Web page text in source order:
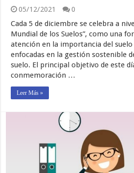
05/12/2021
0
Cada 5 de diciembre se celebra a
Mundial de los Suelos”, como una
atención en la importancia del
enfocadas en la gestión sostenible
suelo. El principal objetivo de este
conmemoración …
Leer Más »